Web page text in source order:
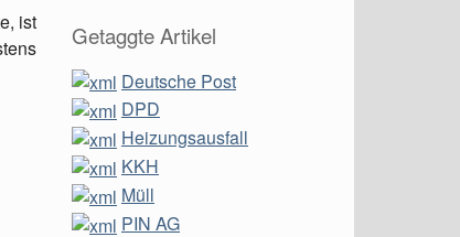
ist
Getaggte Artikel
Deutsche Post
DPD
Heizungsausfall
KKH
Müll
PIN AG